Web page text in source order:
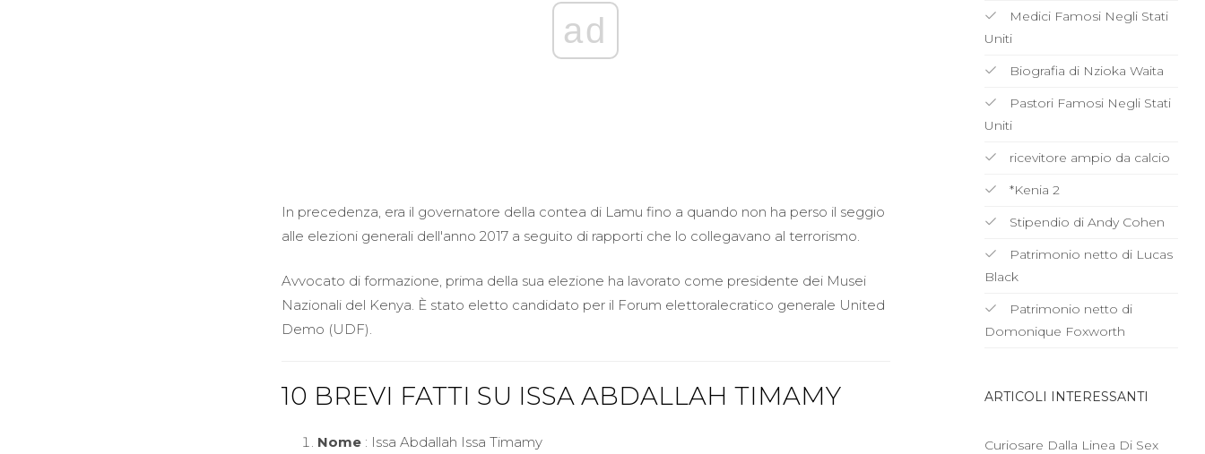
ad
In precedenza, era il governatore della contea di Lamu fino a quando non ha perso il seggio
alle elezioni generali dell'anno 2017 a seguito di rapporti che lo collegavano al terrorismo.
Avvocato di formazione, prima della sua elezione ha lavorato come presidente dei Musei
Nazionali del Kenya. È stato eletto candidato per il Forum elettoralecratico generale United
Demo (UDF).
10 BREVI FATTI SU ISSA ABDALLAH TIMAMY
Nome: Issa Abdallah Issa Timamy
Medici Famosi Negli Stati
Uniti
Biografia di Nzioka Waita
Pastori Famosi Negli Stati
Uniti
ricevitore ampio da calcio
*Kenia 2
Stipendio di Andy Cohen
Patrimonio netto di Lucas
Black
Patrimonio netto di
Domonique Foxworth
ARTICOLI INTERESSANTI
Curiosare Dalla Linea Di Sex